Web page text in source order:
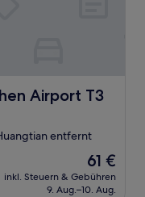
Airport T3
T3
entfernt
Der
Preis
beträgt
61 €
inkl. Steuern & Gebühren
9. Aug.–10. Aug.